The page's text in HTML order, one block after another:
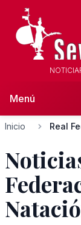
Menú
Inicio Real